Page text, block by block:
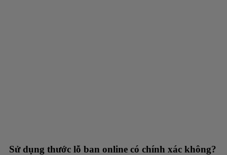
Sử dụng thước lỗ ban online có chính xác không?